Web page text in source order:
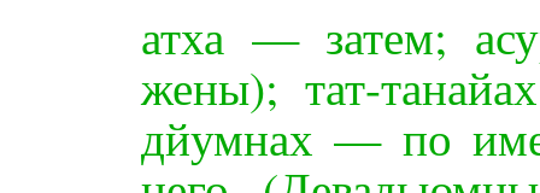
атха — затем;
жены); тат-
дйумнах — по